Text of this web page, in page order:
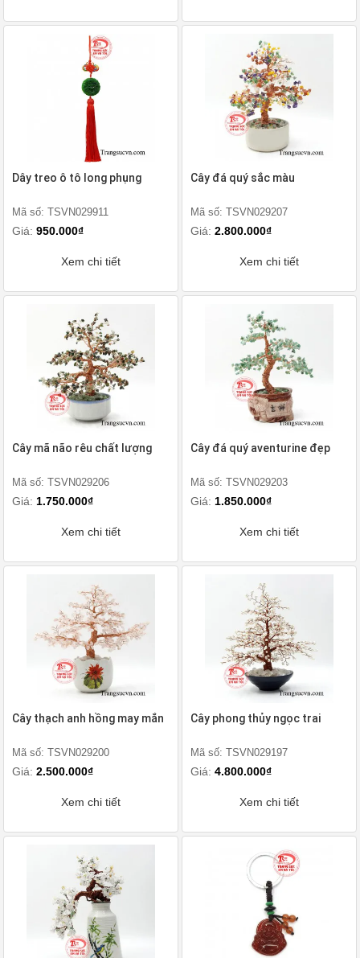
Dây treo ô tô long phụng
Mã số: TSVN029911
Giá: 950.000₫
Xem chi tiết
Cây đá quý sắc màu
Mã số: TSVN029207
Giá: 2.800.000₫
Xem chi tiết
Cây mã não rêu chất lượng
Mã số: TSVN029206
Giá: 1.750.000₫
Xem chi tiết
Cây đá quý aventurine đẹp
Mã số: TSVN029203
Giá: 1.850.000₫
Xem chi tiết
Cây thạch anh hồng may mắn
Mã số: TSVN029200
Giá: 2.500.000₫
Xem chi tiết
Cây phong thủy ngọc trai
Mã số: TSVN029197
Giá: 4.800.000₫
Xem chi tiết